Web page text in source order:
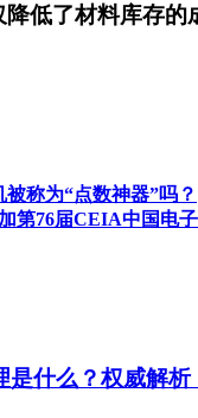
低了材料库存的
称为“点数神器”吗？
第76届CEIA中国电
什么？权威解析